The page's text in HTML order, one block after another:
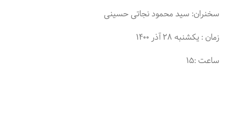
سخنران: سید محمود نجاتی حسینی
زمان : یکشنبه ۲۸ آذر ۱۴۰۰
ساعت :۱۵